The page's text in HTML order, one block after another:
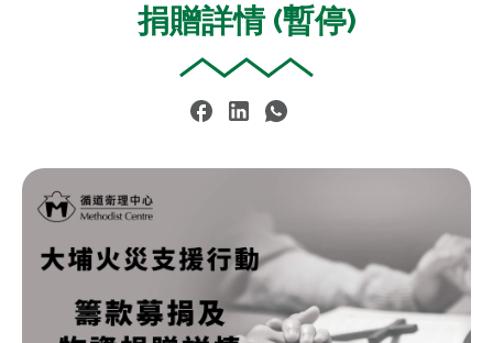
捐贈詳情 (暫停)